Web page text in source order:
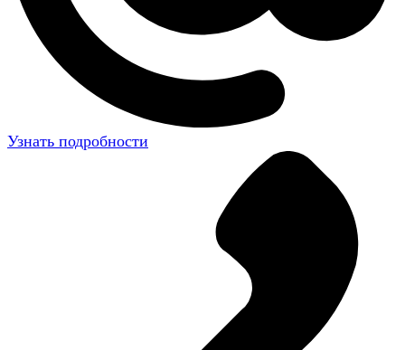
Узнать подробности